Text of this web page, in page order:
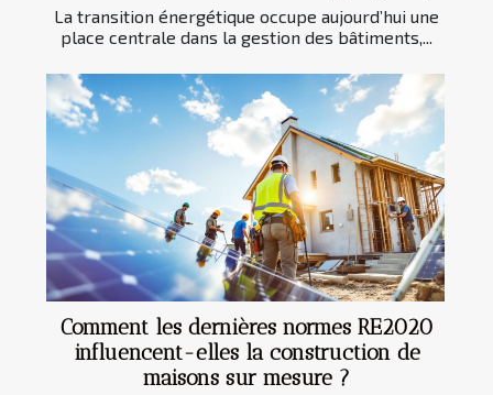
La transition énergétique occupe aujourd’hui une
place centrale dans la gestion des bâtiments,...
Comment les dernières normes RE2020
influencent-elles la construction de
maisons sur mesure ?